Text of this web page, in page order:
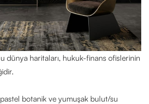
dünya haritaları, hukuk-finans ofislerinin
botanik ve yumuşak bulut/su